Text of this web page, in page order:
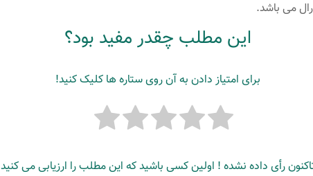
این مطلب چقدر مفید بود؟
برای امتیاز دادن به آن روی ستاره ها کلیک کنید!
رأی داده نشده ! اولین کسی باشید که این مطلب را ارزیابی می کنید